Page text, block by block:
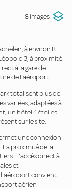
8 images
à environ 8
3, à proximité
à la gare de
de l'aéroport.
totalisent plus de
variées, adaptées à
un hôtel 4 étoiles
sur le site.
une connexion
La proximité de la
L'accès direct à
et
l'aéroport convient
aérien.